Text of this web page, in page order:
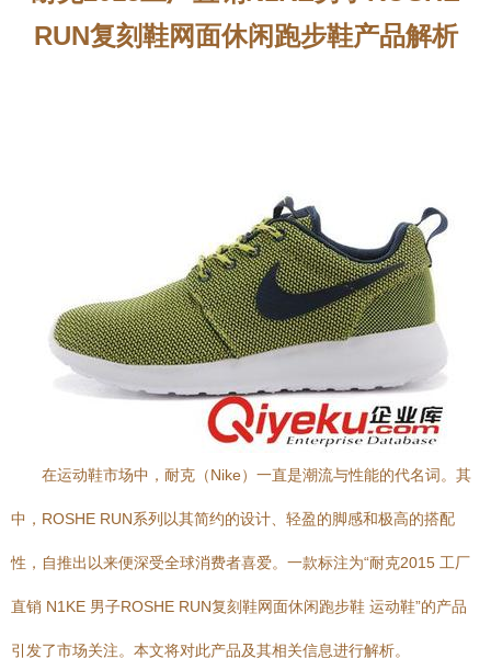
RUN复刻鞋网面休闲跑步鞋产品解析
在运动鞋市场中，耐克（Nike）一直是潮流与性能的代名词。其
中，ROSHE RUN系列以其简约的设计、轻盈的脚感和极高的搭配
性，自推出以来便深受全球消费者喜爱。一款标注为“耐克2015 工厂
直销 N1KE 男子ROSHE RUN复刻鞋网面休闲跑步鞋 运动鞋”的产品
引发了市场关注。本文将对此产品及其相关信息进行解析。